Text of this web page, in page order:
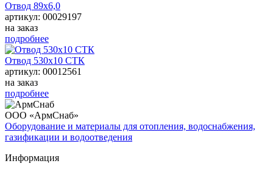
Отвод 89х6,0
артикул: 00029197
на заказ
подробнее
Отвод 530х10 СТК
артикул: 00012561
на заказ
подробнее
ООО «АрмСнаб»
Оборудование и материалы для отопления, водоснабжения,
газификации и водоотведения
Информация